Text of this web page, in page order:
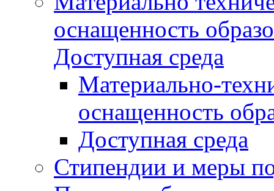
оснащенность
Доступная среда
Материально-
оснащенность
Доступная среда
Стипендии и меры